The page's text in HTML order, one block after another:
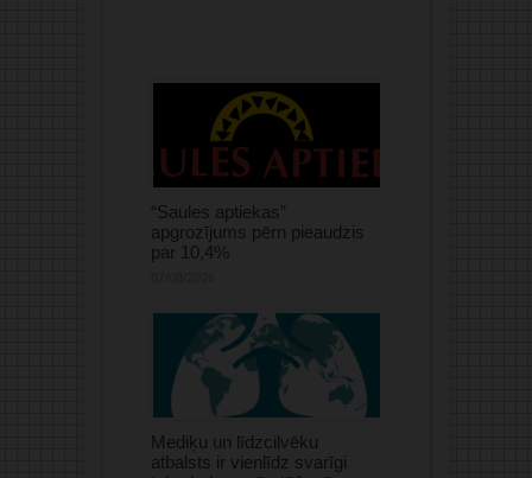
“Saules aptiekas”
apgrozījums pērn pieaudzis
par 10,4%
Mediķu un līdzcilvēku
atbalsts ir vienlīdz svarīgi